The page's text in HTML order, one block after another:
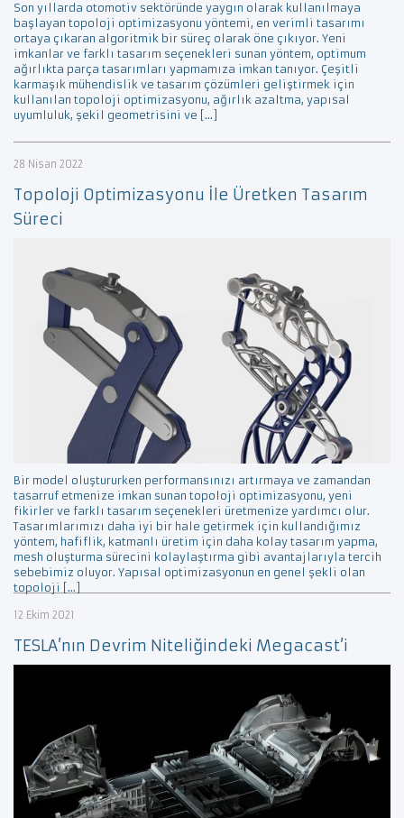
Son yıllarda otomotiv sektöründe yaygın olarak kullanılmaya
başlayan topoloji optimizasyonu yöntemi, en verimli tasarımı
ortaya çıkaran algoritmik bir süreç olarak öne çıkıyor. Yeni
imkanlar ve farklı tasarım seçenekleri sunan yöntem, optimum
ağırlıkta parça tasarımları yapmamıza imkan tanıyor. Çeşitli
karmaşık mühendislik ve tasarım çözümleri geliştirmek için
kullanılan topoloji optimizasyonu, ağırlık azaltma, yapısal
uyumluluk, şekil geometrisini ve […]
28 Nisan 2022
Topoloji Optimizasyonu İle Üretken Tasarım
Süreci
Bir model oluştururken performansınızı artırmaya ve zamandan
tasarruf etmenize imkan sunan topoloji optimizasyonu, yeni
fikirler ve farklı tasarım seçenekleri üretmenize yardımcı olur.
Tasarımlarımızı daha iyi bir hale getirmek için kullandığımız
yöntem, hafiflik, katmanlı üretim için daha kolay tasarım yapma,
mesh oluşturma sürecini kolaylaştırma gibi avantajlarıyla tercih
sebebimiz oluyor. Yapısal optimizasyonun en genel şekli olan
topoloji […]
12 Ekim 2021
TESLA’nın Devrim Niteliğindeki Megacast’i